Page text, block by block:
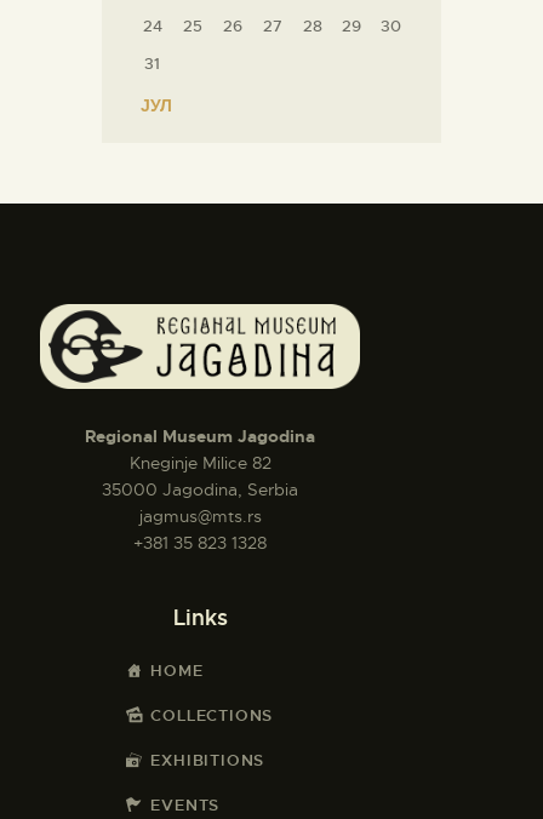
24
25 26 27 28 29
30
31
« ЈУЛ
Regional Museum Jagodina
Kneginje Milice 82
35000 Jagodina, Serbia
jagmus@mts.rs
+381 35 823 1328
Links
HOME
COLLECTIONS
EXHIBITIONS
EVENTS